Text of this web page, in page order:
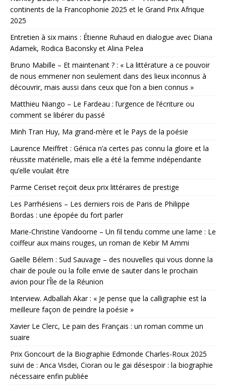
continents de la Francophonie 2025 et le Grand Prix Afrique
2025
Entretien à six mains : Étienne Ruhaud en dialogue avec Diana
Adamek, Rodica Baconsky et Alina Pelea
Bruno Mabille – Et maintenant ? : « La littérature a ce pouvoir
de nous emmener non seulement dans des lieux inconnus à
découvrir, mais aussi dans ceux que l’on a bien connus »
Matthieu Niango – Le Fardeau : l’urgence de l’écriture ou
comment se libérer du passé
Minh Tran Huy, Ma grand-mère et le Pays de la poésie
Laurence Meiffret : Génica n’a certes pas connu la gloire et la
réussite matérielle, mais elle a été la femme indépendante
qu’elle voulait être
Parme Ceriset reçoit deux prix littéraires de prestige
Les Parrhésiens – Les derniers rois de Paris de Philippe
Bordas : une épopée du fort parler
Marie-Christine Vandoorne – Un fil tendu comme une lame : Le
coiffeur aux mains rouges, un roman de Kebir M Ammi
Gaëlle Bélem : Sud Sauvage – des nouvelles qui vous donne la
chair de poule ou la folle envie de sauter dans le prochain
avion pour l’Île de la Réunion
Interview. Adballah Akar : « Je pense que la calligraphie est la
meilleure façon de peindre la poésie »
Xavier Le Clerc, Le pain des Français : un roman comme un
suaire
Prix Goncourt de la Biographie Edmonde Charles-Roux 2025
suivi de : Anca Visdei, Cioran ou le gai désespoir : la biographie
nécessaire enfin publiée